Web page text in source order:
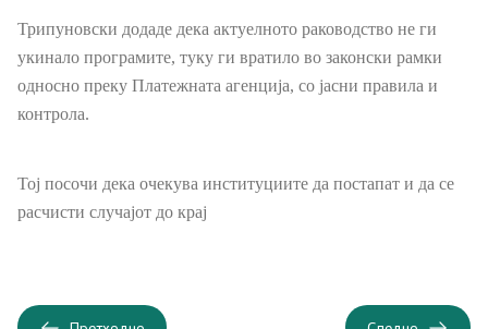
Испит за фитофармација
Јавни расправи / консултации
Легислатива
Програми
Трипуновски додаде дека актуелното раководство не ги
укинало програмите, туку ги вратило во законски рамки
односно преку Платежната агенција, со јасни правила и
контрола.
Тој посочи дека очекува институциите да постапат и да се
расчисти случајот до крај